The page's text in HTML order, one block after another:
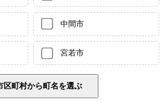
中間市
宮若市